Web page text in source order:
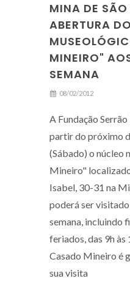
MINA DE
ABERTURA
MINEIRO"
SEMANA
08/02/2012
A Fundação
partir do próximo
(Sábado) o núcleo
Mineiro"
Isabel, 30-31 na
poderá ser
semana, incluindo
feriados, das 9h às
Casado Mineiro é
sua visita